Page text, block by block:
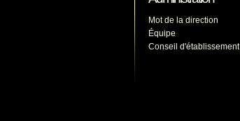
Mot de la direction
Équipe
Conseil d'établissement